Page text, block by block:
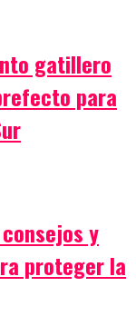
gatillero
para
y
proteger la